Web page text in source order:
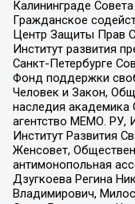
Калининграде
Гражданское
Центр Защиты Прав
Институт развития
Санкт-Петербурге
Фонд поддержки
Человек и Закон,
наследия
агентство МЕМО. РУ,
Институт Развития
Женсовет,
антимонопольная
Дзугкоева Регина
Владимирович,